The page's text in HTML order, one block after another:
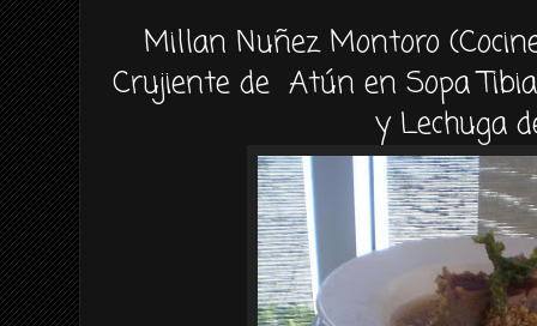
Millan Nuñez Montoro
Crujiente de Atún en Sopa
y Lechuga